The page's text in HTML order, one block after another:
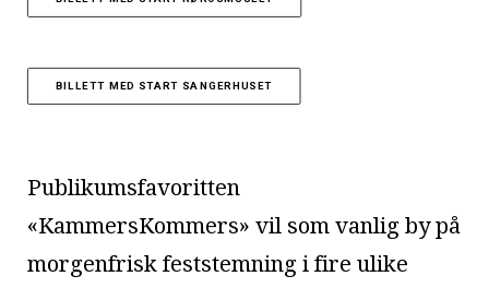
BILLETT MED START SANGERHUSET
Publikumsfavoritten
«KammersKommers» vil som vanlig by på
morgenfrisk feststemning i fire ulike